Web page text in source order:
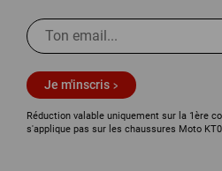
Je m'inscris
Réduction valable uniquement sur la 1ère
s'applique pas sur les chaussures Moto